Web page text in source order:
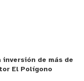
de más de
El Polígono